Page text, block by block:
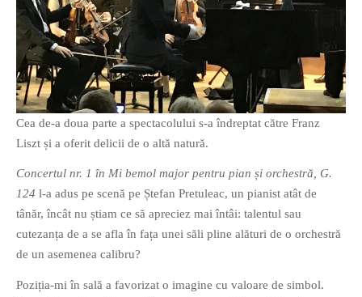
Vreau-schimbare.ro
PRIETENI DIN BREASLA
Filme-Carti.ro
Cea de-a doua parte a spectacolului s-a îndreptat către Franz
Liszt și a oferit delicii de o altă natură.
Concertul nr. 1 în Mi bemol major pentru pian și orchestră, G.
124 l-a adus pe scenă pe Ștefan Pretuleac, un pianist atât de
tânăr, încât nu știam ce să apreciez mai întâi: talentul sau
cutezanța de a se afla în fața unei săli pline alături de o orchestră
de un asemenea calibru?
Poziția-mi în sală a favorizat o imagine cu valoare de simbol.